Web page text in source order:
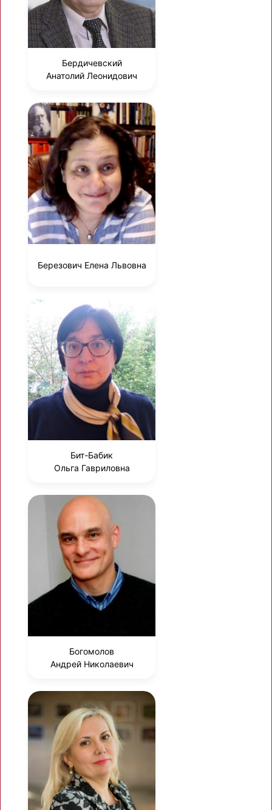
Бердичевский
Анатолий Леонидович
Березович Елена Львовна
Бит-Бабик
Ольга Гавриловна
Богомолов
Андрей Николаевич